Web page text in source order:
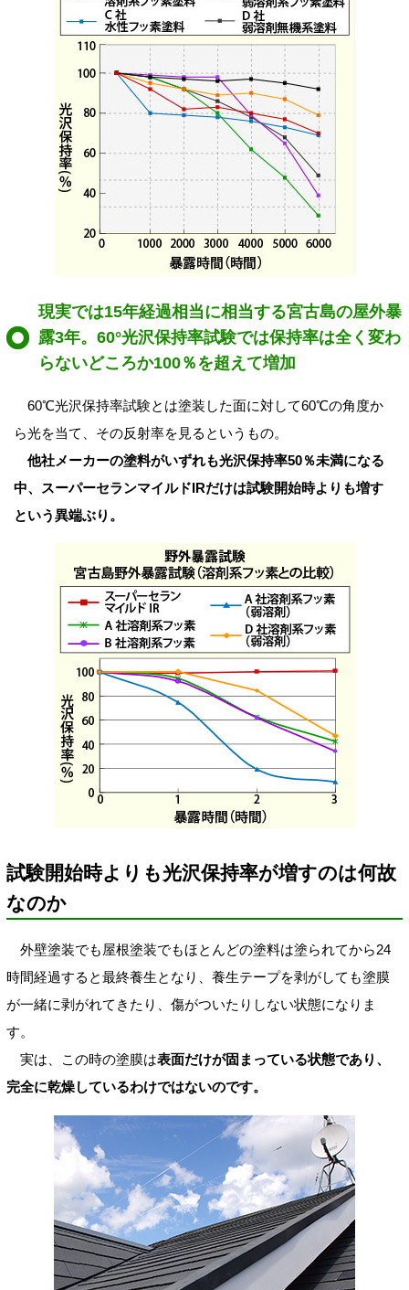
現実では15年経過相当に相当する宮古島の屋外暴
露3年。60°光沢保持率試験では保持率は全く変わ
らないどころか100％を超えて増加
60℃光沢保持率試験とは塗装した面に対して60℃の角度か
ら光を当て、その反射率を見るというもの。
他社メーカーの塗料がいずれも光沢保持率50％未満になる
中、スーパーセランマイルドIRだけは試験開始時よりも増す
という異端ぶり。
試験開始時よりも光沢保持率が増すのは何故
なのか
外壁塗装でも屋根塗装でもほとんどの塗料は塗られてから24
時間経過すると最終養生となり、養生テープを剥がしても塗膜
が一緒に剥がれてきたり、傷がついたりしない状態になりま
す。
実は、この時の塗膜は表面だけが固まっている状態であり、
完全に乾燥しているわけではないのです。